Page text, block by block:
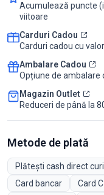
Acumulează puncte
viitoare
Carduri Cadou
Carduri cadou cu
Ambalare Cadou
Opțiune de ambalare
Magazin Outlet
Reduceri de până la
Metode de plată
Plătești cash direct
Card bancar
Card